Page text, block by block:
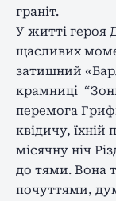
граніт.
У житті героя
щасливих
затишний
крамниці
перемога
квідичу,
місячну ніч
до тями. Вона
почуттями,